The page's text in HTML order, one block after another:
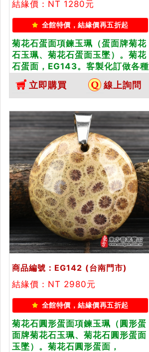
結緣價：NT 1280元
全館特價，結緣價再五折起
菊花石蛋面項鍊玉珮（蛋面牌菊花
石玉珮、菊花石蛋面玉墜）。菊花
石蛋面，EG143。客製化訂做各種
菊花石蛋面吊墜玉珮項鍊。★東方
翡翠寶石保證卡
立即購買 線上詢問
商品編號：EG142 (台南門市)
結緣價：NT 2980元
全館特價，結緣價再五折起
菊花石圓形蛋面項鍊玉珮（圓形蛋
面牌菊花石玉珮、菊花石圓形蛋面
玉墜）。菊花石圓形蛋面，